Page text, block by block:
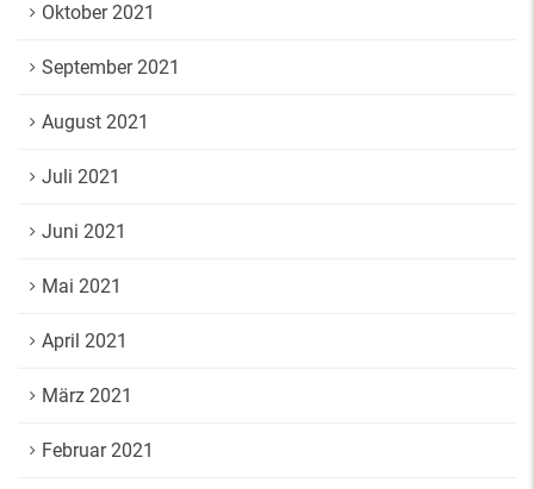
Oktober 2021
September 2021
August 2021
Juli 2021
Juni 2021
Mai 2021
April 2021
März 2021
Februar 2021